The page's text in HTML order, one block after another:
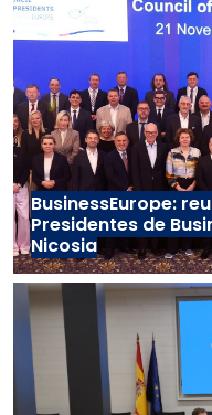
BusinessEurope:
Presidentes de
Nicosia